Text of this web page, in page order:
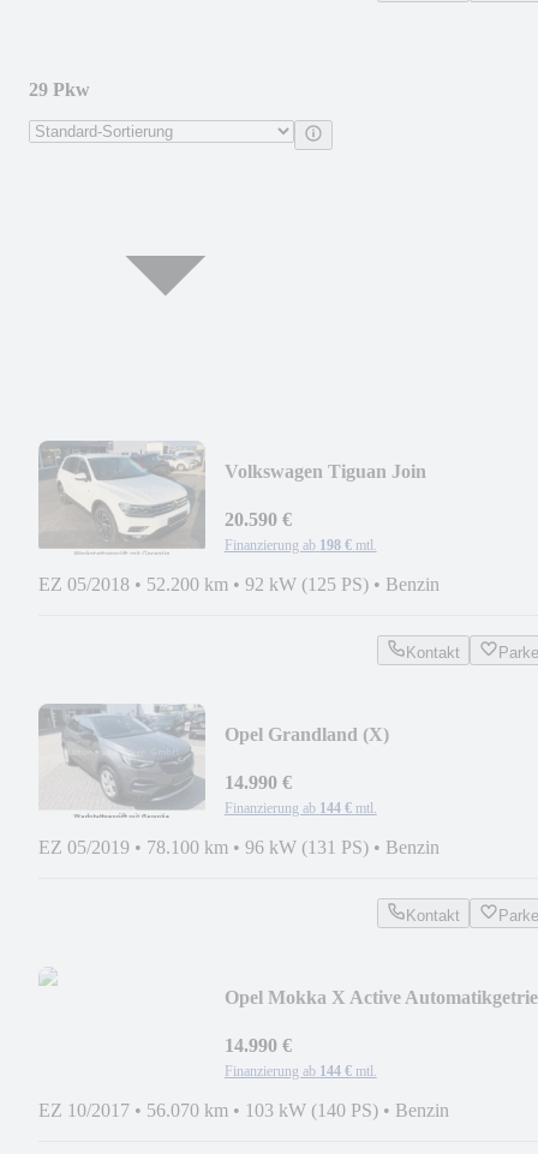
29 Pkw
Volkswagen Tiguan Join
20.590 €
Finanzierung ab 198 € mtl.
EZ 05/2018 • 52.200 km • 92 kW (125 PS) • Benzin
Kontakt
Opel Grandland (X)
14.990 €
Finanzierung ab 144 € mtl.
EZ 05/2019 • 78.100 km • 96 kW (131 PS) • Benzin
Kontakt
Opel Mokka X Active
14.990 €
Finanzierung ab 144 € mtl.
EZ 10/2017 • 56.070 km • 103 kW (140 PS) • Benzin